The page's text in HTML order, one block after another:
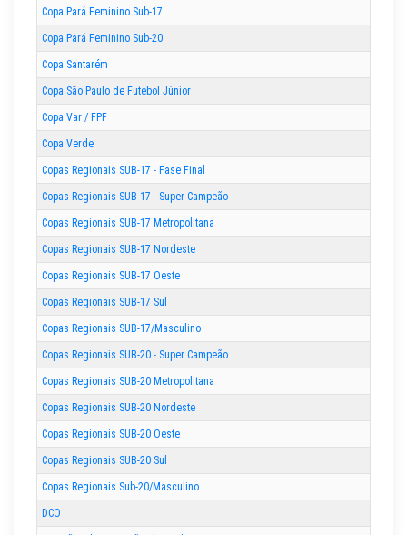
Copa Pará Feminino Sub-17
Copa Pará Feminino Sub-20
Copa Santarém
Copa São Paulo de Futebol Júnior
Copa Var / FPF
Copa Verde
Copas Regionais SUB-17 - Fase Final
Copas Regionais SUB-17 - Super Campeão
Copas Regionais SUB-17 Metropolitana
Copas Regionais SUB-17 Nordeste
Copas Regionais SUB-17 Oeste
Copas Regionais SUB-17 Sul
Copas Regionais SUB-17/Masculino
Copas Regionais SUB-20 - Super Campeão
Copas Regionais SUB-20 Metropolitana
Copas Regionais SUB-20 Nordeste
Copas Regionais SUB-20 Oeste
Copas Regionais SUB-20 Sul
Copas Regionais Sub-20/Masculino
DCO